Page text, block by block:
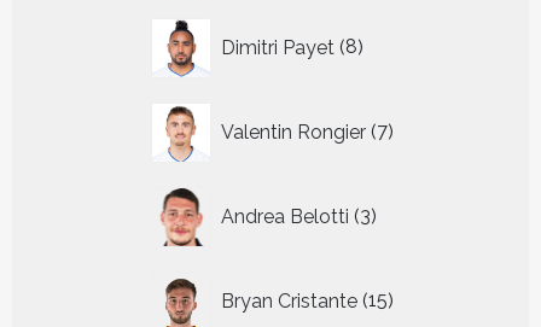
Dimitri Payet 8
producten
Valentin Rongier 7
producten
Andrea Belotti 3
producten
Bryan Cristante 15
producten